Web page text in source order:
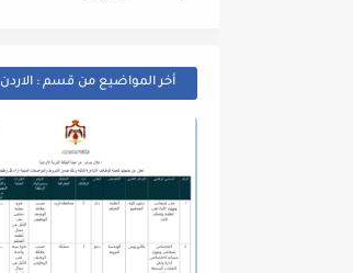
أخر المواضيع من قسم : الاردن